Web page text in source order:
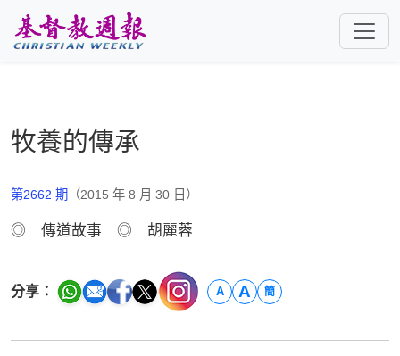
牧養的傳承
第2662 期 （2015 年 8 月 30 日）
◎ 傳道故事 ◎ 胡麗蓉
分享： A A 簡